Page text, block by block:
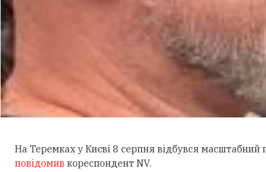
На Теремках у Києві 8 серпня відбувся масштабний
повідомив кореспондент NV.